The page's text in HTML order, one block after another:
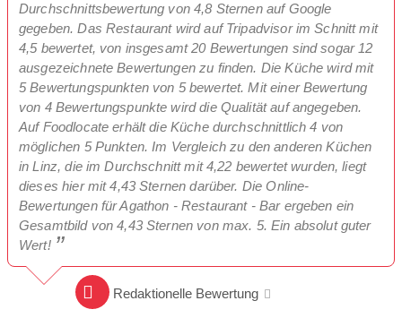
Durchschnittsbewertung von 4,8 Sternen auf Google
gegeben. Das Restaurant wird auf Tripadvisor im Schnitt mit
4,5 bewertet, von insgesamt 20 Bewertungen sind sogar 12
ausgezeichnete Bewertungen zu finden. Die Küche wird mit
5 Bewertungspunkten von 5 bewertet. Mit einer Bewertung
von 4 Bewertungspunkte wird die Qualität auf angegeben.
Auf Foodlocate erhält die Küche durchschnittlich 4 von
möglichen 5 Punkten. Im Vergleich zu den anderen Küchen
in Linz, die im Durchschnitt mit 4,22 bewertet wurden, liegt
dieses hier mit 4,43 Sternen darüber. Die Online-
Bewertungen für Agathon - Restaurant - Bar ergeben ein
Gesamtbild von 4,43 Sternen von max. 5. Ein absolut guter
Wert!
Redaktionelle Bewertung